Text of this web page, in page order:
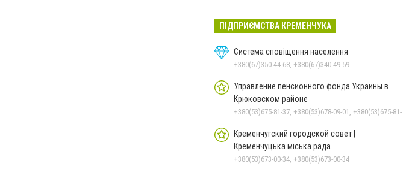
ПІДПРИЄМСТВА КРЕМЕНЧУКА
Система сповіщення населення
+380(67)350-44-68, +380(67)340-49-59
Управление пенсионного фонда Украины в
Крюковском районе
+380(53)675-81-37, +380(53)678-09-01, +380(53)675-81-32, +380(53)675-81-40, +380(53)675-81-33, +380(53)675-81-38, +380(53)675-81-31, +380(53)678-08-87
Кременчугский городской совет |
Кременчуцька міська рада
+380(53)673-00-34, +380(53)673-00-34